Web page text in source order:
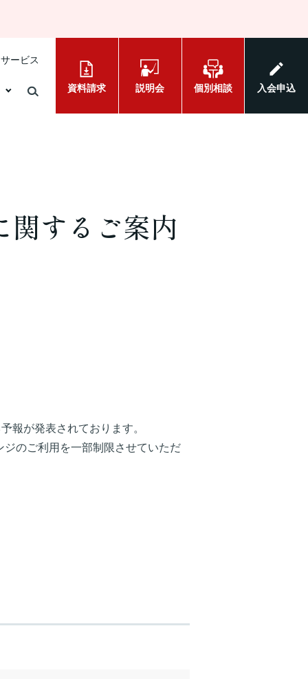
ービス
資料請求 説明会 個別相談 入会申込
関するご案内
報が発表されております。
のご利用を一部制限させていただ